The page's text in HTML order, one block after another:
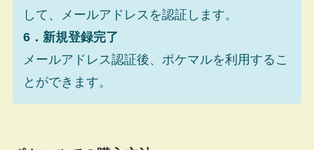
して、メールアドレスを認証します。
6．新規登録完了
メールアドレス認証後、ポケマルを利用するこ
とができます。